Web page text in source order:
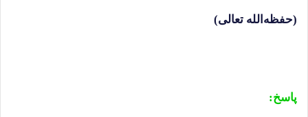
(حفظه‌الله تعالی)
پاسخ: